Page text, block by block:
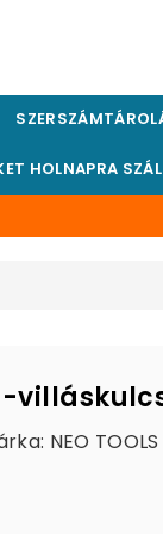
HOLNAPRA
NEO TOOLS